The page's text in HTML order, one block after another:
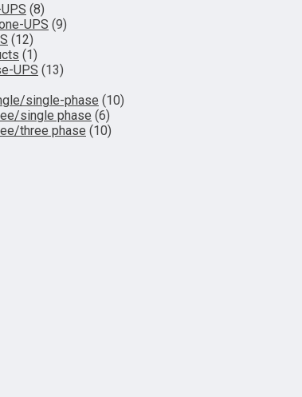
(8)
UPS (9)
(12)
(1)
UPS (13)
single-phase (10)
single phase (6)
three phase (10)